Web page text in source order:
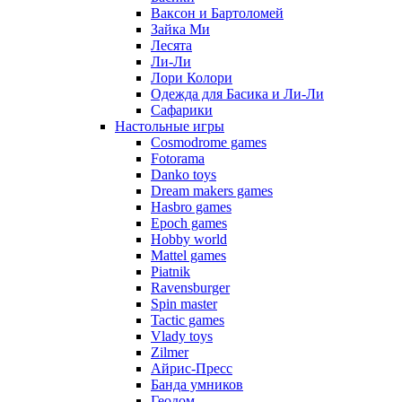
Ваксон и Бартоломей
Зайка Ми
Лесята
Ли-Ли
Лори Колори
Одежда для Басика и Ли-Ли
Сафарики
Настольные игры
Cosmodrome games
Fotorama
Danko toys
Dream makers games
Hasbro games
Epoch games
Hobby world
Mattel games
Piatnik
Ravensburger
Spin master
Tactic games
Vlady toys
Zilmer
Айрис-Пресс
Банда умников